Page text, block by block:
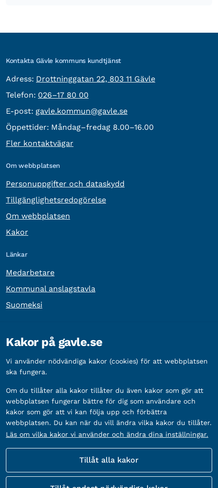
Kontakta Gävle kommuns kundtjänst
Adress: besöksadress:
Drottninggatan 22, 803 11 Gävle
Telefon: Telefon:
026–17 80 00
E-post: E-post:
gavle.kommun@gavle.se
Öppettider: Måndag–fredag 8.00–16.00
Fler kontaktvägar
Om webbplatsen
Personuppgifter och dataskydd
Tillgänglighetsredogörelse
Om webbplatsen
Kakor
Länkar
Medarbetare
Kommunal anslagstavla
Suomeksi
Organisationsnummer: 212000-2338
Bankgironummer: 5888-2333
Kakor på gavle.se
Vi använder nödvändiga kakor (cookies) för att webbplatsen
ska fungera.
Om du tillåter alla kakor tillåter du även kakor som gör att
webbplatsen fungerar bättre för dig som användare och
kakor som gör att vi kan följa upp och förbättra
webbplatsen. Du kan när du vill ändra vilka kakor du tillåter.
Läs om vilka kakor vi använder och ändra dina inställningar.
Tillåt alla kakor